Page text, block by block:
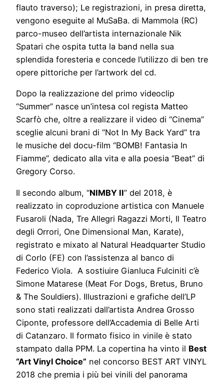
flauto traverso); Le registrazioni, in presa diretta,
vengono eseguite al MuSaBa. di Mammola (RC)
parco-museo dell’artista internazionale Nik
Spatari che ospita tutta la band nella sua
splendida foresteria e concede l’utilizzo di ben tre
opere pittoriche per l’artwork del cd.
Dopo la realizzazione del primo videoclip
“Summer” nasce un’intesa col regista Matteo
Scarfò che, oltre a realizzare il video di “Cinema”
sceglie alcuni brani di “Not In My Back Yard” tra
le musiche del docu-film “BOMB! Fantasia In
Fiamme”, dedicato alla vita e alla poesia “Beat” di
Gregory Corso.
Il secondo album, “NIMBY II” del 2018, è
realizzato in coproduzione artistica con Manuele
Fusaroli (Nada, Tre Allegri Ragazzi Morti, Il Teatro
degli Orrori, One Dimensional Man, Karate),
registrato e mixato al Natural Headquarter Studio
di Corlo (FE) con l’assistenza al banco di
Federico Viola. A sostiuire Gianluca Fulciniti c’è
Simone Matarese (Meat For Dogs, Bretus, Bruno
& The Souldiers). Illustrazioni e grafiche dell’LP
sono stati realizzati dall’artista Andrea Grosso
Ciponte, professore dell’Accademia di Belle Arti
di Catanzaro. Il formato fisico in vinile è stato
stampato dalla PPM. La copertina ha vinto il Best
“Art Vinyl Choice” nel concorso BEST ART VINYL
2018 che premia i più bei vinili del panorama